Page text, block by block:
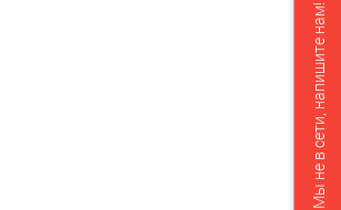
Мы не в сети, напишите нам!